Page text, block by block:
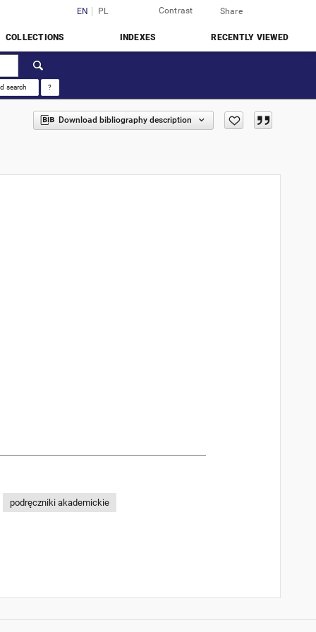
EN PL Contrast Share
COLLECTIONS INDEXES RECENTLY VIEWED
search ?
Download bibliography description
podręczniki akademickie